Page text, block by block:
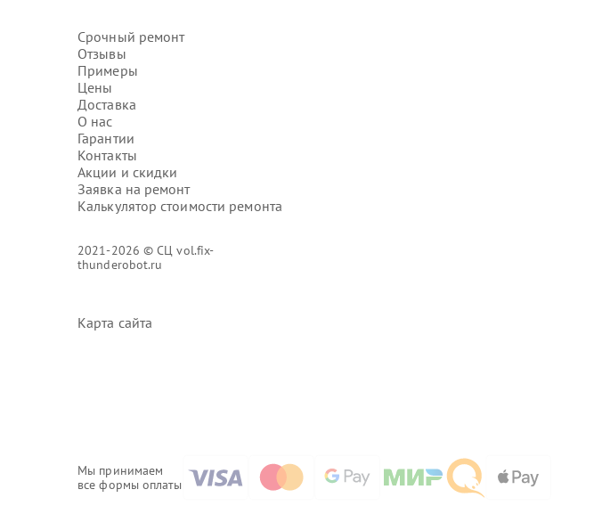
Срочный ремонт
Отзывы
Примеры
Цены
Доставка
О нас
Гарантии
Контакты
Акции и скидки
Заявка на ремонт
Калькулятор стоимости ремонта
2021-2026 © СЦ vol.fix-
thunderobot.ru
Карта сайта
Мы принимаем
все формы оплаты